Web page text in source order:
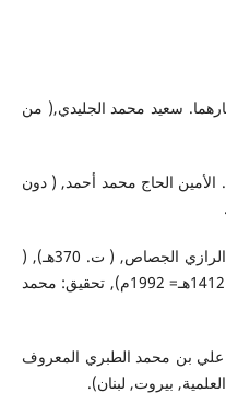
سعيد محمد الجليدي,( من
الأمين الحاج محمد أحمد, ( دون
• أحكام القرآن. أبو بكر أحمد بن علي الرازي الجصاص, ( ت. 370هـ), (
دار إحياء التراث العربي, بيروت, لبنان, 1412هـ= 1992م), تحقيق: محمد
علي بن محمد الطبري المعروف